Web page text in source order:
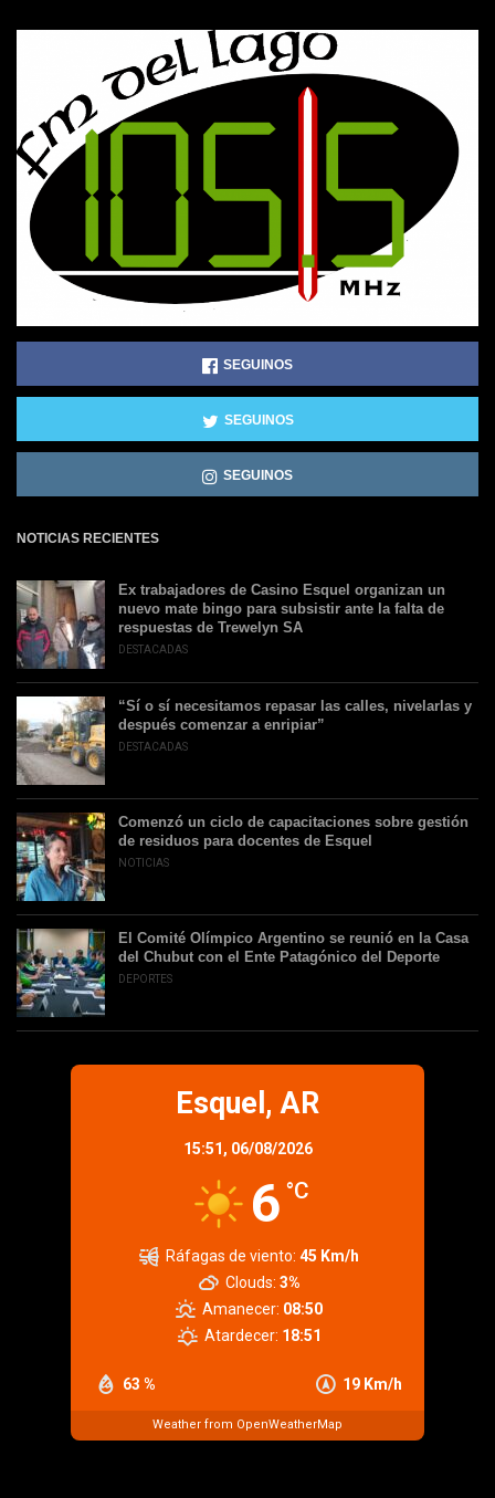
SEGUINOS
SEGUINOS
SEGUINOS
NOTICIAS RECIENTES
Ex trabajadores de Casino Esquel organizan un
nuevo mate bingo para subsistir ante la falta de
respuestas de Trewelyn SA
DESTACADAS
“Sí o sí necesitamos repasar las calles, nivelarlas y
después comenzar a enripiar”
DESTACADAS
Comenzó un ciclo de capacitaciones sobre gestión
de residuos para docentes de Esquel
NOTICIAS
El Comité Olímpico Argentino se reunió en la Casa
del Chubut con el Ente Patagónico del Deporte
DEPORTES
Esquel, AR
15:51, 06/08/2026
6 °C
63 % 19 Km/h
Ráfagas de viento: 45 Km/h
Clouds: 3%
Amanecer: 08:50
Atardecer: 18:51
Weather from OpenWeatherMap